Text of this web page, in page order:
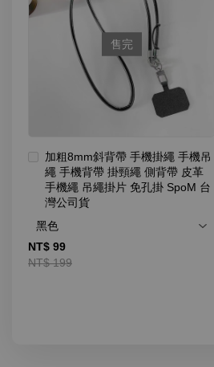
售完
加粗8mm斜背帶 手機掛繩 手機吊
繩 手機背帶 掛頸繩 側背帶 皮革
手機繩 吊繩掛片 免孔掛 SpoM 台
灣公司貨
NT$ 99
NT$ 199